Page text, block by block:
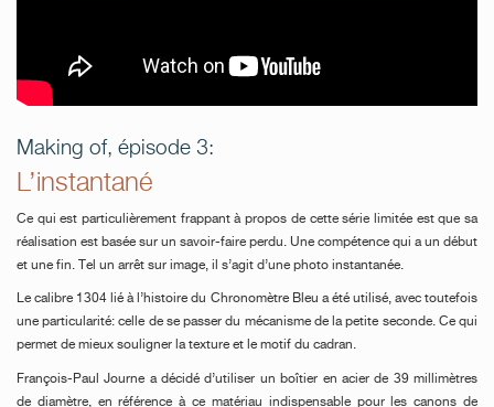
Making of, épisode 3:
L’instantané
Ce qui est particulièrement frappant à propos de cette série limitée est que sa
réalisation est basée sur un savoir-faire perdu. Une compétence qui a un début
et une fin. Tel un arrêt sur image, il s’agit d’une photo instantanée.
Le calibre 1304 lié à l’histoire du Chronomètre Bleu a été utilisé, avec toutefois
une particularité: celle de se passer du mécanisme de la petite seconde. Ce qui
permet de mieux souligner la texture et le motif du cadran.
François-Paul Journe a décidé d’utiliser un boîtier en acier de 39 millimètres
de diamètre, en référence à ce matériau indispensable pour les canons de
FAUX